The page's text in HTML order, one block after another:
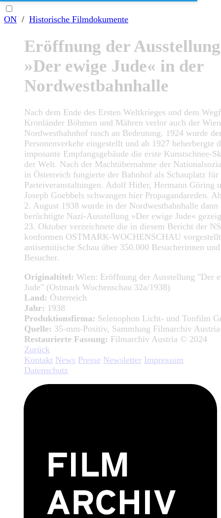
ON / Historische Filmdokumente
Eröffnung der Ausstellung
»Der ewige Jude« in der
Nordwestbahnhalle
Nach dem Ende des Ersten Weltkrieges und dem
Kronländer Böhmen und Mähren verlor auch der
Nordwestbahnhof rasch an Bedeutung. 1924 wurde
Personenverkehr eingestellt und ab 1927 beherbergte
imposante Empfangsgebäude die erste Kunstschnee-
der Welt. Nach der Machtübernahme der
in Österreich fungierte der Bahnhof als Schauplatz für
Parteiveranstaltungen. Adolf Hitler, Hermann Göring
Joseph Goebbels schwangen hier Propagandareden.
2. August 1938 wurde in der Nordwestbahnhalle dann
berüchtigte Nazi-Ausstellung »Der ewige Jude«
23. Oktober verzeichnete die in diesem Bericht der
konformen OSTMARK-WOCHENSCHAU
antisemitische Schau über 350.000 Besucherinnen und
Besucher.
Originaltitel: Wien: Eröffnung der Ausstellung "Der
Jude" (Ostmark Wochenschau 32a/1938)
Land: Österreich
Jahr: 1938
Produktionsfirma: Selenophon Licht- und Tonfilm
Quelle: 35-mm-Positiv, Sammlung Filmarchiv Austria
Restaurierte Fassung: Filmarchiv Austria © 2024
Zurück
Kontakt News Presse Newsletter Impressum
Datenschutz